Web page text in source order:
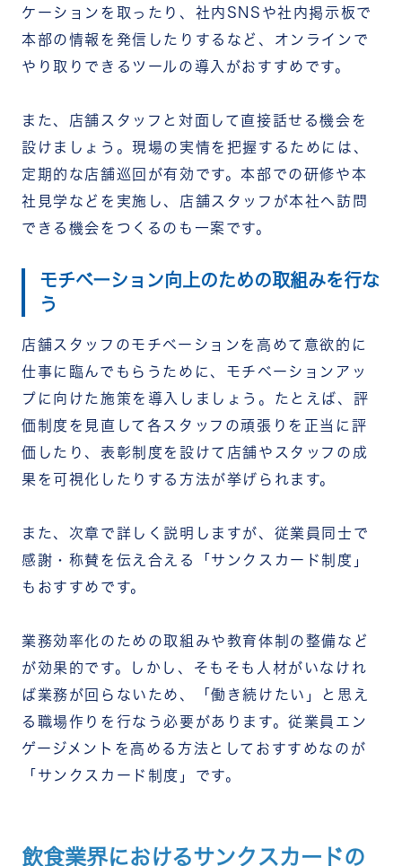
ケーションを取ったり、社内SNSや社内掲示板で
本部の情報を発信したりするなど、オンラインで
やり取りできるツールの導入がおすすめです。
また、店舗スタッフと対面して直接話せる機会を
設けましょう。現場の実情を把握するためには、
定期的な店舗巡回が有効です。本部での研修や本
社見学などを実施し、店舗スタッフが本社へ訪問
できる機会をつくるのも一案です。
モチベーション向上のための取組みを行な
う
店舗スタッフのモチベーションを高めて意欲的に
仕事に臨んでもらうために、モチベーションアッ
プに向けた施策を導入しましょう。たとえば、評
価制度を見直して各スタッフの頑張りを正当に評
価したり、表彰制度を設けて店舗やスタッフの成
果を可視化したりする方法が挙げられます。
また、次章で詳しく説明しますが、従業員同士で
感謝・称賛を伝え合える「サンクスカード制度」
もおすすめです。
業務効率化のための取組みや教育体制の整備など
が効果的です。しかし、そもそも人材がいなけれ
ば業務が回らないため、「働き続けたい」と思え
る職場作りを行なう必要があります。従業員エン
ゲージメントを高める方法としておすすめなのが
「サンクスカード制度」です。
飲食業界におけるサンクスカードの